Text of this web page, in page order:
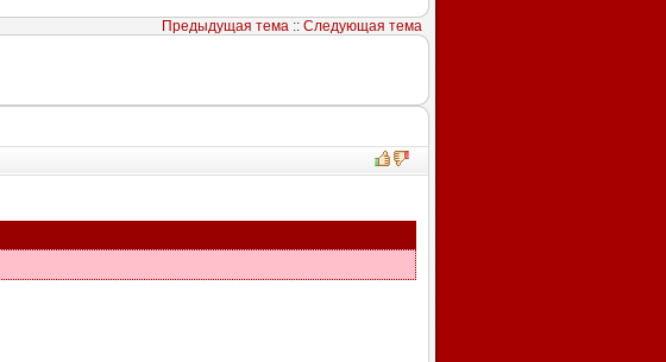
Предыдущая тема:: Следующая тема